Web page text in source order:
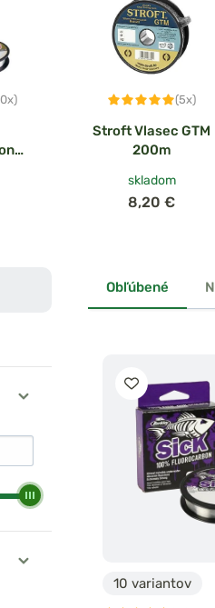
(5x)
Stroft Vlasec GTM
200m
skladom
8,20 €
Obľúbené
10 variantov